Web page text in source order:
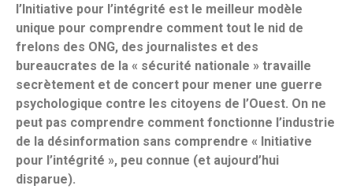
l’Initiative pour l’intégrité est le meilleur modèle
unique pour comprendre comment tout le nid de
frelons des ONG, des journalistes et des
bureaucrates de la « sécurité nationale » travaille
secrètement et de concert pour mener une guerre
psychologique contre les citoyens de l’Ouest. On ne
peut pas comprendre comment fonctionne l’industrie
de la désinformation sans comprendre « Initiative
pour l’intégrité », peu connue (et aujourd’hui
disparue).